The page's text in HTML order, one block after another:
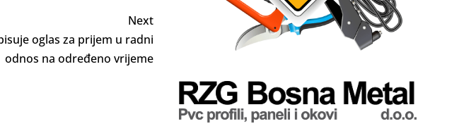
Next
oglas za prijem u radni
odnos na određeno vrijeme